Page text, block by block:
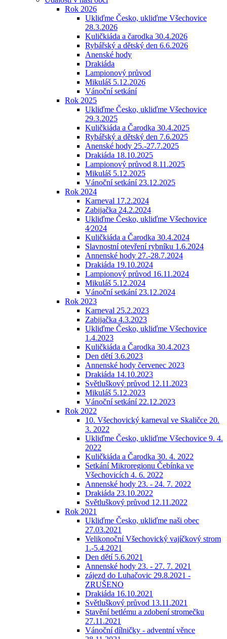
Rok 2026
Ukliďme Česko, ukliďme Všechovice
28.3.2026
Kuličkiáda a čarodka 30.4.2026
Rybářský a dětský den 6.6.2026
Anenské hody
Drakiáda
Lampionový průvod
Mikuláš 5.12.2026
Vánoční setkání
Rok 2025
Ukliďme Česko, ukliďme Všechovice
29.3.2025
Kuličkiáda a Čarodka 30.4.2025
Rybářský a dětský den 7.6.2025
Anenské hody 25.-27.7.2025
Drakiáda 18.10.2025
Lampionový průvod 8.11.2025
Mikuláš 5.12.2025
Vánoční setkání 23.12.2025
Rok 2024
Karneval 17.2.2024
Zabijačka 24.2.2024
Ukliďme Česko, ukliďme Všechovice
4⁄2024
Kuličkiáda a Čarodka 30.4.2024
Slavnostní otevření rybníku 1.6.2024
Annenské hody 27.-28.7.2024
Drakiáda 19.10.2024
Lampionový průvod 16.11.2024
Mikuláš 5.12.2024
Vánoční setkání 23.12.2024
Rok 2023
Karneval 25.2.2023
Zabijačka 4.3.2023
Ukliďme Česko, ukliďme Všechovice
1.4.2023
Kuličkiáda a Čarodka 30.4.2023
Den dětí 3.6.2023
Annenské hody červenec 2023
Drakiáda 14.10.2023
Světluškový průvod 12.11.2023
Mikuláš 5.12.2023
Vánoční setkání 22.12.2023
Rok 2022
10. Všechovický karneval ve Skaličce 20.
3. 2022
Ukliďme Česko, ukliďme Všechovice 9. 4.
2022
Kuličkiáda a Čarodka 30. 4. 2022
Setkání Mikroregionu Čebínka ve
Všechovicích 4. 6. 2022
Annenské hody 23. - 24. 7. 2022
Drakiáda 23.10.2022
Světluškový průvod 12.11.2022
Rok 2021
Ukliďme Česko, ukliďme naši obec
27.03.2021
Velikonoční Všechovický vajíčkový strom
1.-5.4.2021
Den dětí 5.6.2021
Annenské hody 23. - 27. 7. 2021
zájezd do Luhačovic 29.8.2021 -
ZRUŠENO
Drakiáda 16.10.2021
Světluškový průvod 13.11.2021
Stavění betlému a zdobení stromečku
27.11.2021
Vánoční dílničky - adventní věnce